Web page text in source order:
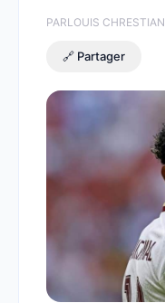
PARLOUIS CHRESTIAN
🔗 Partager